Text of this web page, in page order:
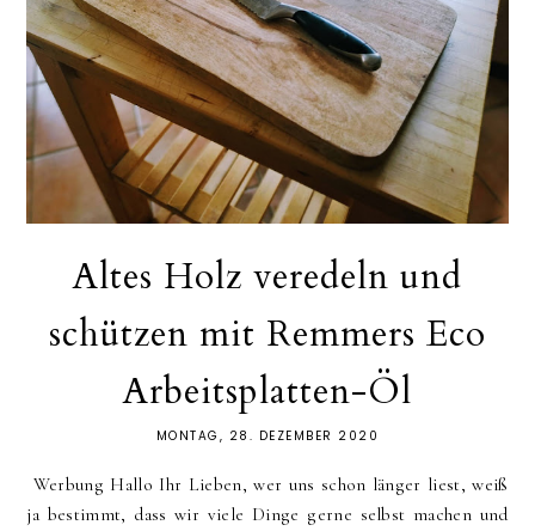
Altes Holz veredeln und
schützen mit Remmers Eco
Arbeitsplatten-Öl
MONTAG, 28. DEZEMBER 2020
Werbung Hallo Ihr Lieben, wer uns schon länger liest, weiß
ja bestimmt, dass wir viele Dinge gerne selbst machen und